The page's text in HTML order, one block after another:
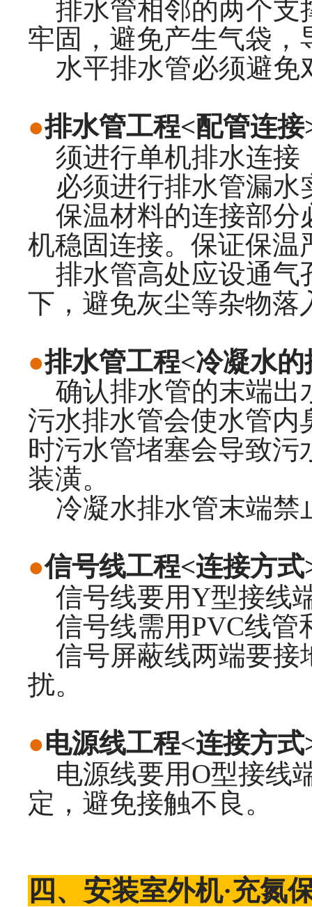
排水管相邻的两个支
牢固，避免产生气袋，
水平排水管必须避免
●排水管工程<配管连接
须进行单机排水连接
必须进行排水管漏水
保温材料的连接部分
机稳固连接。保证保温
排水管高处应设通气
下，避免灰尘等杂物落
●排水管工程<冷凝水的
确认排水管的末端出
污水排水管会使水管内
时污水管堵塞会导致
装潢。
冷凝水排水管末端禁
●信号线工程<连接方式
信号线要用Y型接线
信号线需用PVC线管
信号屏蔽线两端要接
扰。
●电源线工程<连接方式
电源线要用O型接线
定，避免接触不良。
四、安装室外机·充氮